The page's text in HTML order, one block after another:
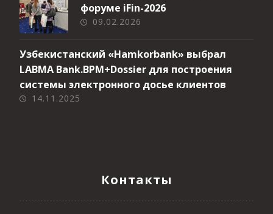
форуме iFin-2026
09.02.2026
Узбекистанский «Hamkorbank» выбрал
LABMA Bank.BPM+Dossier для построения
системы электронного досье клиентов
14.11.2025
Контакты